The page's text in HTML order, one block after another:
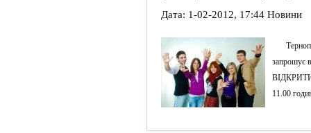
Дата: 1-02-2012, 17:44 Новини
запрошує
11.00